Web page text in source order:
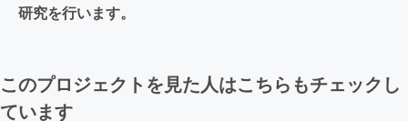
研究を行います。
このプロジェクトを見た人はこちらもチェックし
ています